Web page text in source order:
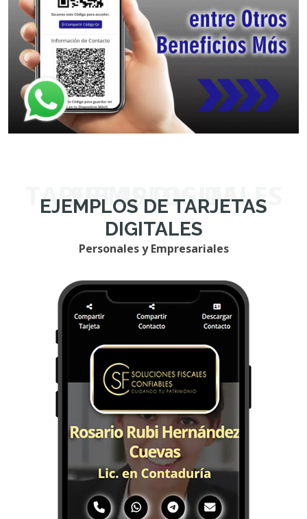
EJEMPLOS DE TARJETAS DIGITALES
EJEMPLOS DE TARJETAS
DIGITALES
Personales y Empresariales